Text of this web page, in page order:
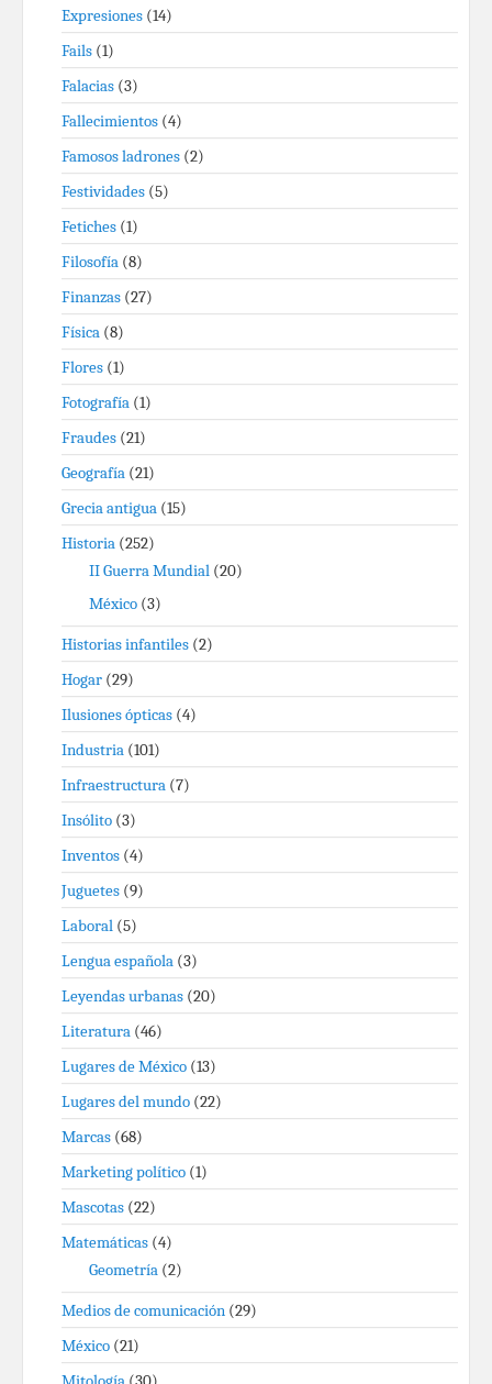
Expresiones (14)
Fails (1)
Falacias (3)
Fallecimientos (4)
Famosos ladrones (2)
Festividades (5)
Fetiches (1)
Filosofía (8)
Finanzas (27)
Física (8)
Flores (1)
Fotografía (1)
Fraudes (21)
Geografía (21)
Grecia antigua (15)
Historia (252)
II Guerra Mundial (20)
México (3)
Historias infantiles (2)
Hogar (29)
Ilusiones ópticas (4)
Industria (101)
Infraestructura (7)
Insólito (3)
Inventos (4)
Juguetes (9)
Laboral (5)
Lengua española (3)
Leyendas urbanas (20)
Literatura (46)
Lugares de México (13)
Lugares del mundo (22)
Marcas (68)
Marketing político (1)
Mascotas (22)
Matemáticas (4)
Geometría (2)
Medios de comunicación (29)
México (21)